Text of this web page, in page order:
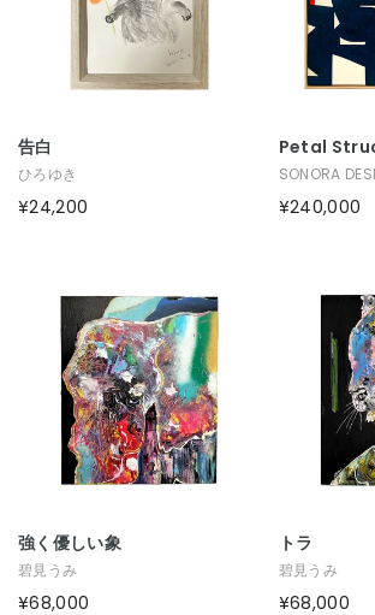
告白
ひろゆき
¥24,200
Petal
SONORA
¥240,000
強く優しい象
碧見うみ
¥68,000
トラ
碧見うみ
¥68,000